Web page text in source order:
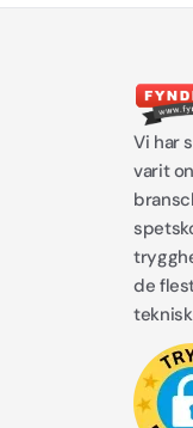
Vi har
varit
de